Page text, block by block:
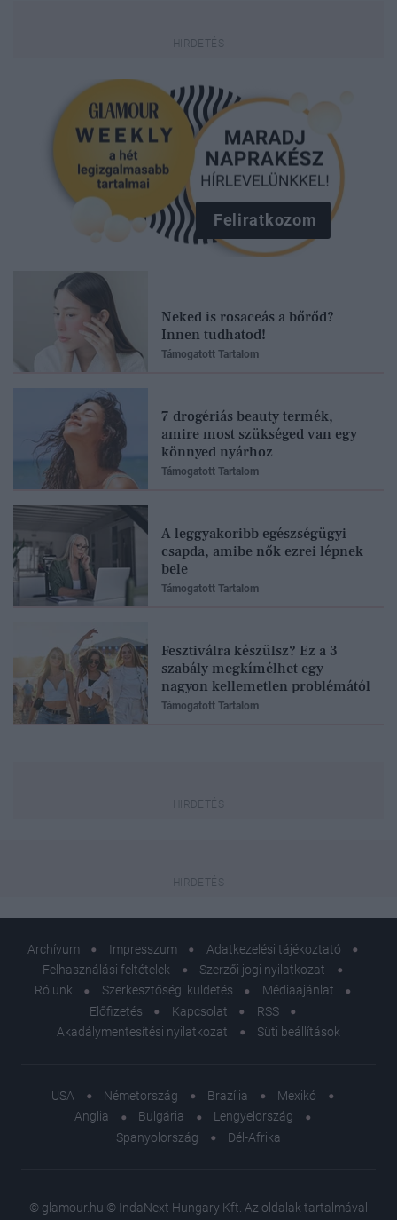
Feliratkozom
Neked is rosaceás a bőrőd?
Innen tudhatod!
Támogatott Tartalom
7 drogériás beauty termék,
amire most szükséged van egy
könnyed nyárhoz
Támogatott Tartalom
A leggyakoribb egészségügyi
csapda, amibe nők ezrei lépnek
bele
Támogatott Tartalom
Fesztiválra készülsz? Ez a 3
szabály megkímélhet egy
nagyon kellemetlen problémától
Támogatott Tartalom
Archívum Impresszum
Adatkezelési tájékoztató
Felhasználási feltételek
Szerzői jogi nyilatkozat
Rólunk
Szerkesztőségi küldetés
Médiaajánlat
Előfizetés
Kapcsolat
RSS
Akadálymentesítési nyilatkozat
Süti beállítások
USA Németország Brazília
Mexikó
Anglia
Bulgária
Lengyelország
Spanyolország
Dél-Afrika
© glamour.hu © IndaNext Hungary Kft. Az oldalak tartalmával